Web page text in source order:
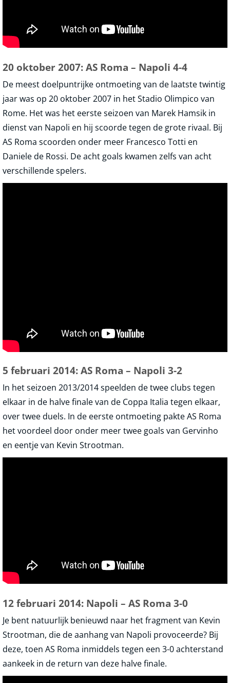
20 oktober 2007: AS Roma – Napoli 4-4
De meest doelpuntrijke ontmoeting van de laatste twintig
jaar was op 20 oktober 2007 in het Stadio Olimpico van
Rome. Het was het eerste seizoen van Marek Hamsik in
dienst van Napoli en hij scoorde tegen de grote rivaal. Bij
AS Roma scoorden onder meer Francesco Totti en
Daniele de Rossi. De acht goals kwamen zelfs van acht
verschillende spelers.
5 februari 2014: AS Roma – Napoli 3-2
In het seizoen 2013/2014 speelden de twee clubs tegen
elkaar in de halve finale van de Coppa Italia tegen elkaar,
over twee duels. In de eerste ontmoeting pakte AS Roma
het voordeel door onder meer twee goals van Gervinho
en eentje van Kevin Strootman.
12 februari 2014: Napoli – AS Roma 3-0
Je bent natuurlijk benieuwd naar het fragment van Kevin
Strootman, die de aanhang van Napoli provoceerde? Bij
deze, toen AS Roma inmiddels tegen een 3-0 achterstand
aankeek in de return van deze halve finale.